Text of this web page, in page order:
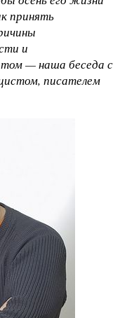
принять
и
— наша беседа с
писателем